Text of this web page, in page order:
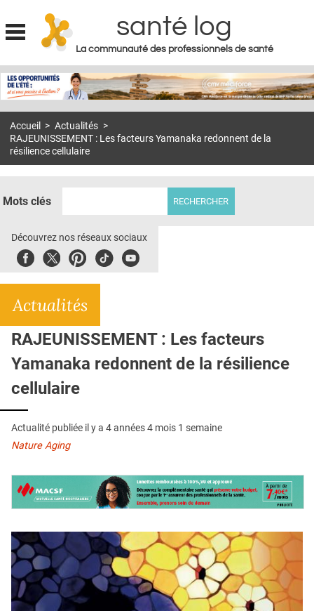
Jump to navigation
santé log
La communauté des professionnels de santé
MON COMPTE
S'ABONNER À LA REVUE SOIN À DOMICILE
E-REVUE SAD
THÉMA
CRÉDITS
Accueil > Actualités >
RAJEUNISSEMENT : Les facteurs Yamanaka redonnent de la
résilience cellulaire
Mots clés
Découvrez nos réseaux sociaux
FacebookTwitterPinterest
TiktokYoubute
Actualités
RAJEUNISSEMENT : Les facteurs
Yamanaka redonnent de la résilience
cellulaire
Actualité publiée il y a 4 années 4 mois 1 semaine
Nature Aging